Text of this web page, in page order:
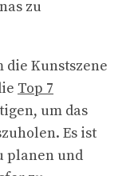
zu
die Kunstszene
Top 7
um das
Es ist
planen und